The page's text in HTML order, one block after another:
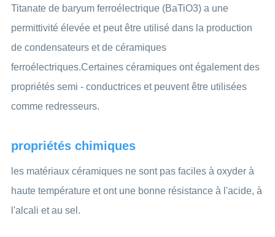
Titanate de baryum ferroélectrique (BaTiO3) a une
permittivité élevée et peut être utilisé dans la production
de condensateurs et de céramiques
ferroélectriques.Certaines céramiques ont également des
propriétés semi - conductrices et peuvent être utilisées
comme redresseurs.
propriétés chimiques
les matériaux céramiques ne sont pas faciles à oxyder à
haute température et ont une bonne résistance à l'acide, à
l'alcali et au sel.